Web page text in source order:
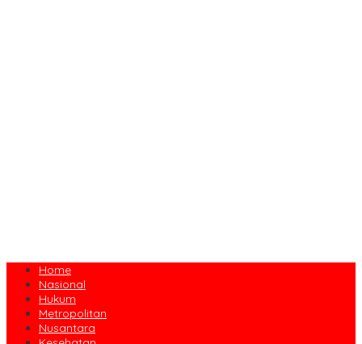
Home
Nasional
Hukum
Metropolitan
Nusantara